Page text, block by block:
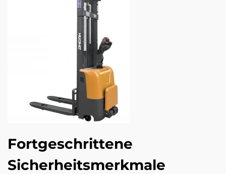
Fortgeschrittene
Sicherheitsmerkmale